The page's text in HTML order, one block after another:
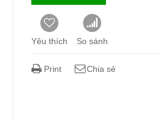
Yêu thích So sánh
Print Chia sẻ